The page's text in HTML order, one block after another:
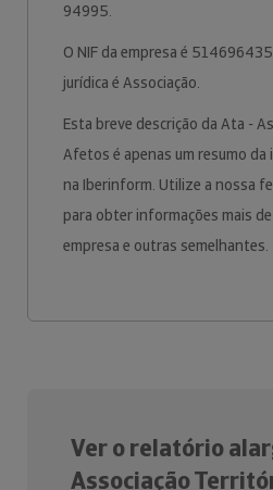
94995.
O NIF da empresa é
jurídica é Associação.
Esta breve descrição da Ata -
Afetos é apenas um resumo
na Iberinform. Utilize a nossa
para obter informações mais
empresa e outras semelhantes.
Ver o relatório
Associação